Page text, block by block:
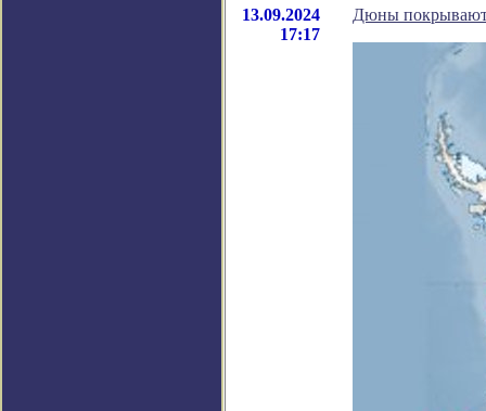
13.09.2024
17:17
Дюны покрывают